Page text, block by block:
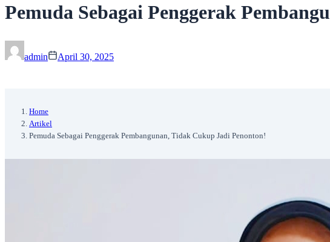
‎Pemuda Sebagai Penggerak
admin April 30, 2025
Home
Artikel
‎Pemuda Sebagai Penggerak Pembangunan, Tidak Cukup Jadi Penonton!‎